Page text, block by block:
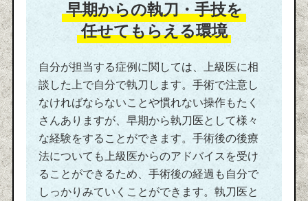
早期からの執刀・手技を
任せてもらえる環境
自分が担当する症例に関しては、上級医に相
談した上で自分で執刀します。手術で注意し
なければならないことや慣れない操作もたく
さんありますが、早期から執刀医として様々
な経験をすることができます。手術後の後療
法についても上級医からのアドバイスを受け
ることができるため、手術後の経過も自分で
しっかりみていくことができます。執刀医と